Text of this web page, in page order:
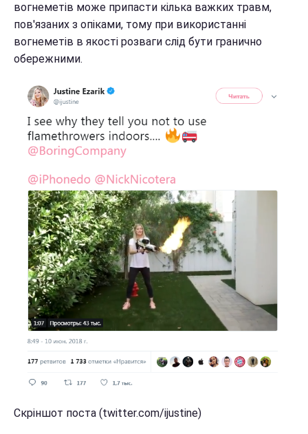
вогнеметів може припасти кілька важких травм,
пов'язаних з опіками, тому при використанні
вогнеметів в якості розваги слід бути гранично
обережними.
Скріншот поста (twitter.com/ijustine)